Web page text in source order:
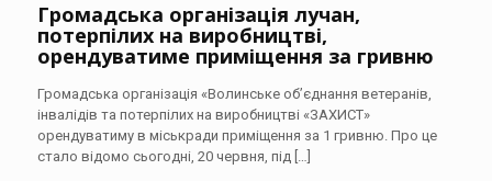
Громадська організація лучан,
потерпілих на виробництві,
орендуватиме приміщення за гривню
Громадська організація «Волинське об’єднання ветеранів,
інвалідів та потерпілих на виробництві «ЗАХИСТ»
орендуватиму в міськради приміщення за 1 гривню. Про це
стало відомо сьогодні, 20 червня, під[…]